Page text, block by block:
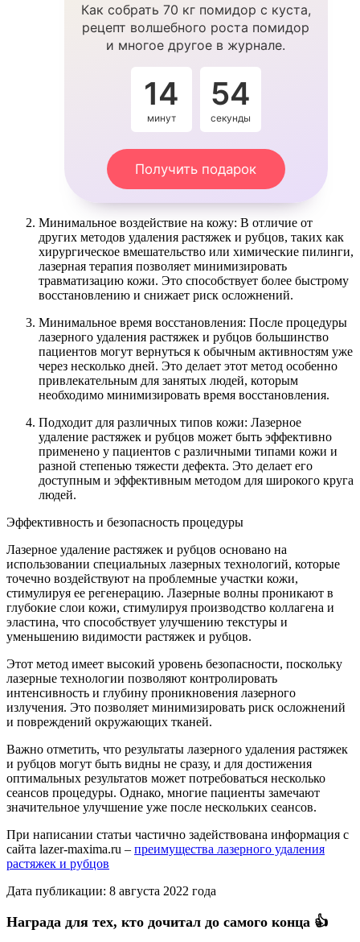
Как собрать 70 кг помидор с куста,
рецепт волшебного роста помидор
и многое другое в журнале.
14
минут
54
секунды
Получить подарок
Минимальное воздействие на кожу: В отличие от
других методов удаления растяжек и рубцов, таких как
хирургическое вмешательство или химические пилинги,
лазерная терапия позволяет минимизировать
травматизацию кожи. Это способствует более быстрому
восстановлению и снижает риск осложнений.
Минимальное время восстановления: После процедуры
лазерного удаления растяжек и рубцов большинство
пациентов могут вернуться к обычным активностям уже
через несколько дней. Это делает этот метод особенно
привлекательным для занятых людей, которым
необходимо минимизировать время восстановления.
Подходит для различных типов кожи: Лазерное
удаление растяжек и рубцов может быть эффективно
применено у пациентов с различными типами кожи и
разной степенью тяжести дефекта. Это делает его
доступным и эффективным методом для широкого круга
людей.
Эффективность и безопасность процедуры
Лазерное удаление растяжек и рубцов основано на
использовании специальных лазерных технологий, которые
точечно воздействуют на проблемные участки кожи,
стимулируя ее регенерацию. Лазерные волны проникают в
глубокие слои кожи, стимулируя производство коллагена и
эластина, что способствует улучшению текстуры и
уменьшению видимости растяжек и рубцов.
Этот метод имеет высокий уровень безопасности, поскольку
лазерные технологии позволяют контролировать
интенсивность и глубину проникновения лазерного
излучения. Это позволяет минимизировать риск осложнений
и повреждений окружающих тканей.
Важно отметить, что результаты лазерного удаления растяжек
и рубцов могут быть видны не сразу, и для достижения
оптимальных результатов может потребоваться несколько
сеансов процедуры. Однако, многие пациенты замечают
значительное улучшение уже после нескольких сеансов.
При написании статьи частично задействована информация с
сайта lazer-maxima.ru – преимущества лазерного удаления
растяжек и рубцов
Дата публикации: 8 августа 2022 года
Награда для тех, кто дочитал до самого конца 👍